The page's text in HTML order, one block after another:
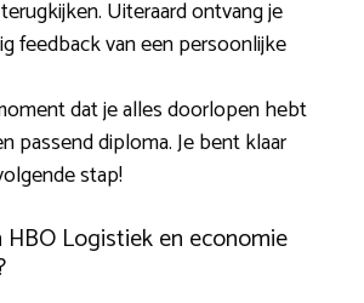
Uiteraard ontvang je
feedback van een persoonlijke
dat je alles doorlopen hebt
passend diploma. Je bent klaar
stap!
Logistiek en economie